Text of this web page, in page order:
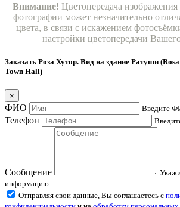
Внимание! Цветопередача
фотографии может незначительно
цвета, в связи с искажением
настройки цветопередачи
Заказать Роза Хутор. Вид на здание Ратуши
Town Hall)
×
ФИО Введите
Телефон
Сообщение
информацию.
Отправляя свои данные, Вы соглашаетесь с